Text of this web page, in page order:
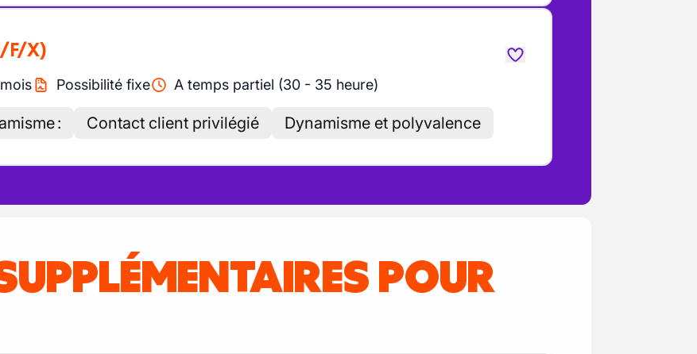
F/X)
mois Possibilité fixe A temps partiel (30 - 35 heure)
: Contact client privilégié Dynamisme et polyvalence
POUR